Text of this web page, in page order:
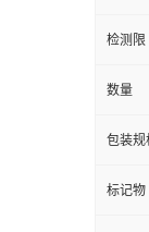
检测限
数量
包装规
标记物